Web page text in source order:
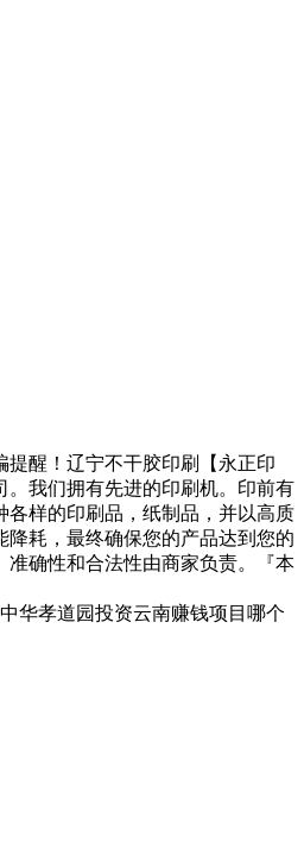
醒！辽宁不干胶印刷【永正印
我们拥有先进的印刷机。印前有
样的印刷品，纸制品，并以高质
耗，最终确保您的产品达到您的
确性和合法性由商家负责。『本
华孝道园投资云南赚钱项目哪个